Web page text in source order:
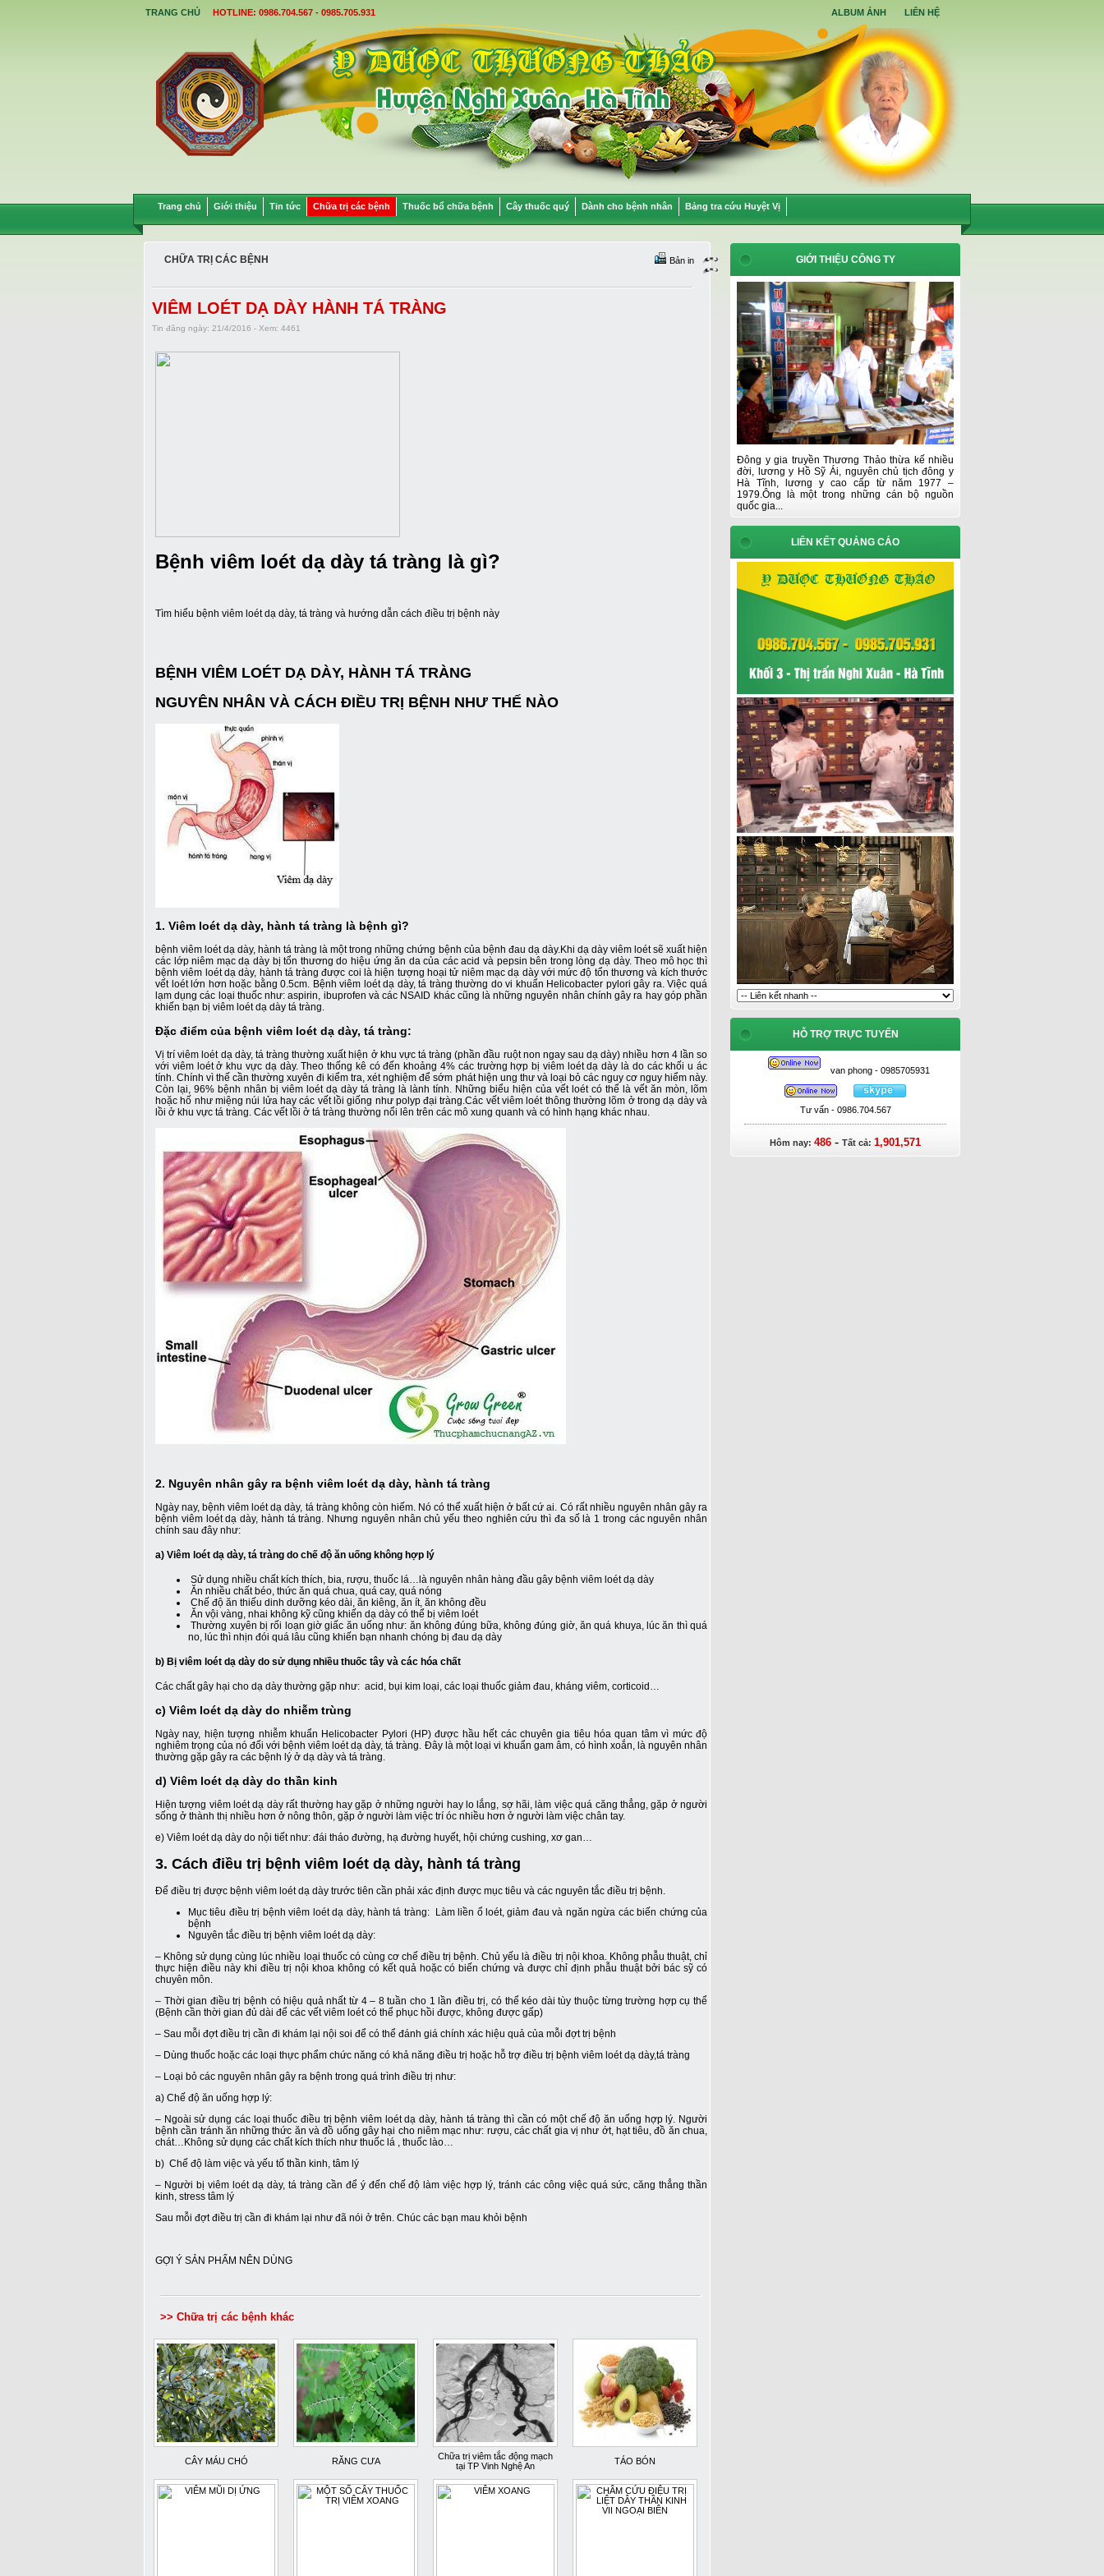
TRANG CHỦ HOTLINE: 0986.704.567 - 0985.705.931 ALBUM ẢNH LIÊN HỆ
Trang chủ Giới thiệu Tin tức Chữa trị các bệnh Thuốc bổ chữa bệnh Cây thuốc quý Dành cho bệnh nhân Bảng tra cứu Huyệt Vị
CHỮA TRỊ CÁC BỆNH Bản in
VIÊM LOÉT DẠ DÀY HÀNH TÁ TRÀNG
Tin đăng ngày: 21/4/2016 - Xem: 4461
Bệnh viêm loét dạ dày tá tràng là gì?
Tìm hiểu bệnh viêm loét dạ dày, tá tràng và hướng dẫn cách điều trị bệnh này
BỆNH VIÊM LOÉT DẠ DÀY, HÀNH TÁ TRÀNG
NGUYÊN NHÂN VÀ CÁCH ĐIỀU TRỊ BỆNH NHƯ THẾ NÀO
1. Viêm loét dạ dày, hành tá tràng là bệnh gì?
bệnh viêm loét dạ dày, hành tá tràng là một trong những chứng bệnh của bệnh đau dạ dày.Khi dạ dày viêm loét sẽ xuất hiện
các lớp niêm mạc dạ dày bị tổn thương do hiệu ứng ăn da của các acid và pepsin bên trong lòng dạ dày. Theo mô học thì
bệnh viêm loét dạ dày, hành tá tràng được coi là hiện tượng hoại tử niêm mạc dạ dày với mức độ tổn thương và kích thước
vết loét lớn hơn hoặc bằng 0.5cm. Bệnh viêm loét dạ dày, tá tràng thường do vi khuẩn Helicobacter pylori gây ra. Việc quá
lạm dụng các loại thuốc như: aspirin, ibuprofen và các NSAID khác cũng là những nguyên nhân chính gây ra hay góp phần
khiến bạn bị viêm loét dạ dày tá tràng.
Đặc điểm của bệnh viêm loét dạ dày, tá tràng:
Vị trí viêm loét dạ dày, tá tràng thường xuất hiện ở khu vực tá tràng (phần đầu ruột non ngay sau dạ dày) nhiều hơn 4 lần so
với viêm loét ở khu vực dạ dày. Theo thống kê có đến khoảng 4% các trường hợp bị viêm loét dạ dày là do các khối u ác
tính. Chính vì thế cần thường xuyên đi kiểm tra, xét nghiệm để sớm phát hiện ung thư và loại bỏ các nguy cơ nguy hiểm này.
Còn lại, 96% bệnh nhân bị viêm loét dạ dày tá tràng là lành tính. Những biểu hiện của vết loét có thể là vết ăn mòn, lõm
hoặc hố như miệng núi lửa hay các vết lồi giống như polyp đại tràng.Các vết viêm loét thông thường lõm ở trong dạ dày và
lồi ở khu vực tá tràng. Các vết lồi ở tá tràng thường nổi lên trên các mô xung quanh và có hình hạng khác nhau.
2. Nguyên nhân gây ra bệnh viêm loét dạ dày, hành tá tràng
Ngày nay, bệnh viêm loét dạ dày, tá tràng không còn hiếm. Nó có thể xuất hiện ở bất cứ ai. Có rất nhiều nguyên nhân gây ra
bệnh viêm loét dạ dày, hành tá tràng. Nhưng nguyên nhân chủ yếu theo nghiên cứu thì đa số là 1 trong các nguyên nhân
chính sau đây như:
a) Viêm loét dạ dày, tá tràng do chế độ ăn uống không hợp lý
Sử dụng nhiều chất kích thích, bia, rượu, thuốc lá…là nguyên nhân hàng đầu gây bệnh viêm loét dạ dày
Ăn nhiều chất béo, thức ăn quá chua, quá cay, quá nóng
Chế độ ăn thiếu dinh dưỡng kéo dài, ăn kiêng, ăn ít, ăn không đều
Ăn vội vàng, nhai không kỹ cũng khiến dạ dày có thể bị viêm loét
Thường xuyên bị rối loạn giờ giấc ăn uống như: ăn không đúng bữa, không đúng giờ, ăn quá khuya, lúc ăn thì quá
no, lúc thì nhịn đói quá lâu cũng khiến bạn nhanh chóng bị đau dạ dày
b) Bị viêm loét dạ dày do sử dụng nhiều thuốc tây và các hóa chất
Các chất gây hại cho dạ dày thường gặp như: acid, bụi kim loại, các loại thuốc giảm đau, kháng viêm, corticoid…
c) Viêm loét dạ dày do nhiễm trùng
Ngày nay, hiện tượng nhiễm khuẩn Helicobacter Pylori (HP) được hầu hết các chuyên gia tiêu hóa quan tâm vì mức độ
nghiêm trọng của nó đối với bệnh viêm loét dạ dày, tá tràng. Đây là một loại vi khuẩn gam âm, có hình xoắn, là nguyên nhân
thường gặp gây ra các bệnh lý ở dạ dày và tá tràng.
d) Viêm loét dạ dày do thần kinh
Hiện tượng viêm loét dạ dày rất thường hay gặp ở những người hay lo lắng, sợ hãi, làm việc quá căng thẳng, gặp ở người
sống ở thành thị nhiều hơn ở nông thôn, gặp ở người làm việc trí óc nhiều hơn ở người làm việc chân tay.
e) Viêm loét dạ dày do nội tiết như: đái tháo đường, hạ đường huyết, hội chứng cushing, xơ gan…
3. Cách điều trị bệnh viêm loét dạ dày, hành tá tràng
Để điều trị được bệnh viêm loét dạ dày trước tiên cần phải xác định được mục tiêu và các nguyên tắc điều trị bệnh.
Mục tiêu điều trị bệnh viêm loét dạ dày, hành tá tràng: Làm liền ổ loét, giảm đau và ngăn ngừa các biến chứng của
bệnh
Nguyên tắc điều trị bệnh viêm loét dạ dày:
– Không sử dụng cùng lúc nhiều loại thuốc có cùng cơ chế điều trị bệnh. Chủ yếu là điều trị nội khoa. Không phẫu thuật, chỉ
thực hiện điều này khi điều trị nội khoa không có kết quả hoặc có biến chứng và được chỉ định phẫu thuật bởi bác sỹ có
chuyên môn.
– Thời gian điều trị bệnh có hiệu quả nhất từ 4 – 8 tuần cho 1 lần điều trị, có thể kéo dài tùy thuộc từng trường hợp cụ thể
(Bệnh cần thời gian đủ dài để các vết viêm loét có thể phục hồi được, không được gấp)
– Sau mỗi đợt điều trị cần đi khám lại nội soi để có thể đánh giá chính xác hiệu quả của mỗi đợt trị bệnh
– Dùng thuốc hoặc các loại thực phẩm chức năng có khả năng điều trị hoặc hỗ trợ điều trị bệnh viêm loét dạ dày,tá tràng
– Loại bỏ các nguyên nhân gây ra bệnh trong quá trình điều trị như:
a) Chế độ ăn uống hợp lý:
– Ngoài sử dụng các loại thuốc điều trị bệnh viêm loét dạ dày, hành tá tràng thì cần có một chế độ ăn uống hợp lý. Người
bệnh cần tránh ăn những thức ăn và đồ uống gây hại cho niêm mạc như: rượu, các chất gia vị như ớt, hạt tiêu, đồ ăn chua,
chát…Không sử dụng các chất kích thích như thuốc lá , thuốc lào…
b) Chế độ làm việc và yếu tố thần kinh, tâm lý
– Người bị viêm loét dạ dày, tá tràng cần để ý đến chế độ làm việc hợp lý, tránh các công việc quá sức, căng thẳng thần
kinh, stress tâm lý
Sau mỗi đợt điều trị cần đi khám lại như đã nói ở trên. Chúc các bạn mau khỏi bệnh
GỢI Ý SẢN PHẨM NÊN DÙNG
>> Chữa trị các bệnh khác
CÂY MÁU CHÓ RĂNG CƯA
Chữa trị viêm tắc động mạch
tại TP Vinh Nghệ An
TÁO BÓN
GIỚI THIỆU CÔNG TY
Đông y gia truyền Thương Thảo thừa kế nhiều
đời, lương y Hồ Sỹ Ái, nguyên chủ tịch đông y
Hà Tĩnh, lương y cao cấp từ năm 1977 –
1979.Ông là một trong những cán bộ nguồn
quốc gia...
LIÊN KẾT QUẢNG CÁO
HỖ TRỢ TRỰC TUYẾN
van phong - 0985705931
Tư vấn - 0986.704.567
Hôm nay: 486 - Tất cả: 1,901,571